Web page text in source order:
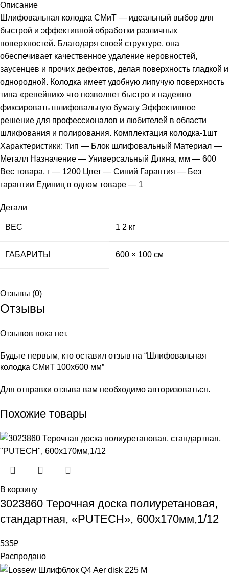
Описание
Шлифовальная колодка СМиТ — идеальный выбор для
быстрой и эффективной обработки различных
поверхностей. Благодаря своей структуре, она
обеспечивает качественное удаление неровностей,
заусенцев и прочих дефектов, делая поверхность гладкой и
однородной. Колодка имеет удобную липучую поверхность
типа «репейник» что позволяет быстро и надежно
фиксировать шлифовальную бумагу Эффективное
решение для профессионалов и любителей в области
шлифования и полирования. Комплектация колодка-1шт
Характеристики: Тип — Блок шлифовальный Материал —
Металл Назначение — Универсальный Длина, мм — 600
Вес товара, г — 1200 Цвет — Синий Гарантия — Без
гарантии Единиц в одном товаре — 1
Детали
ВЕС 1 2 кг
ГАБАРИТЫ 600 × 100 см
Отзывы (0)
Отзывы
Отзывов пока нет.
Будьте первым, кто оставил отзыв на “Шлифовальная
колодка СМиТ 100х600 мм”
Для отправки отзыва вам необходимо авторизоваться.
Похожие товары
В корзину
3023860 Терочная доска полиуретановая,
стандартная, «PUTECH», 600х170мм,1/12
535₽
Распродано